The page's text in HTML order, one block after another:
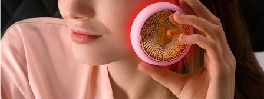
Cihazlarım
Siparişlerim
Adresim
Aboneliklerim
FAQ™ Pure Beauty-Tech Elixir
issa™ Teeth Whitening Set
Français
Italiano
Português
Polski
Svenska
Русский
Türkçe
简体中文 繁體中文